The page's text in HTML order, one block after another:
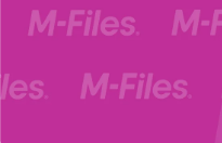
récession économique